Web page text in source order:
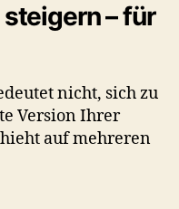
– für
nicht, sich zu
Version Ihrer
auf mehreren